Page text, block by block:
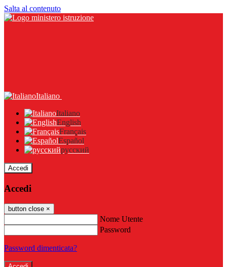
Salta al contenuto
Italiano
Italiano
English
Français
Español
русский
Accedi
Accedi
button close ×
Nome Utente
Password
Password dimenticata?